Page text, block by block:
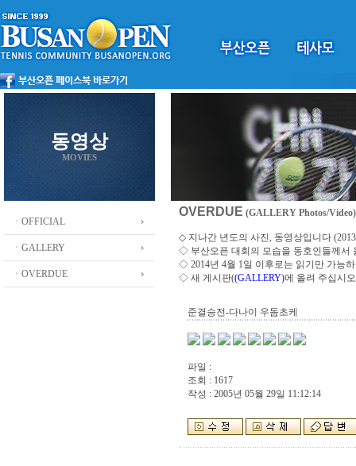
동영상
MOVIES
ㆍOFFICIAL
ㆍGALLERY
ㆍOVERDUE
OVERDUE (GALLERY Photos/Video)
◇ 지나간 년도의 사진, 동영상입니다
◇ 부산오픈 대회의 모습을 동호인들께서
◇ 2014년 4월 1일 이후로는 읽기만 가능
◇ 새 게시판((GALLERY)에 올려 주십시오
준결승전-다나이 우돔초케
파일 :
조회 : 1617
작성 : 2005년 05월 29일 11:12:14